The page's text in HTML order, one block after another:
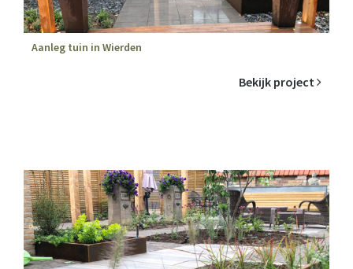
Aanleg tuin in Wierden
Bekijk project